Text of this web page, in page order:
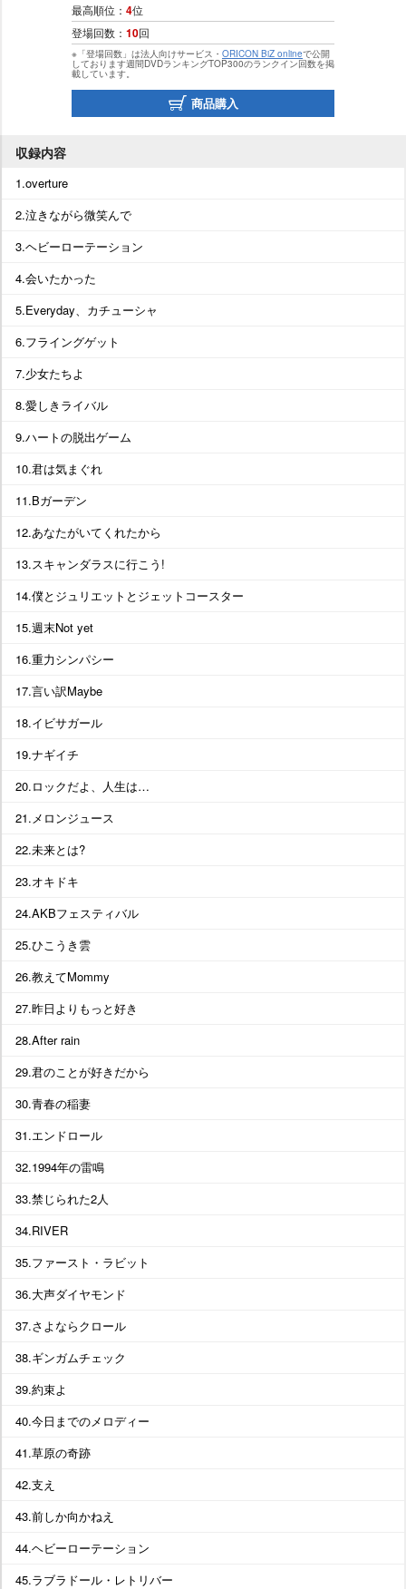
最高順位： 4位
登場回数： 10回
※「登場回数」は法人向けサービス・ ORICON BiZ onlineで公開
しております週間DVDランキングTOP300のランクイン回数を掲
載しています。
商品購入
収録内容
1.overture
2.泣きながら微笑んで
3.ヘビーローテーション
4.会いたかった
5.Everyday、カチューシャ
6.フライングゲット
7.少女たちよ
8.愛しきライバル
9.ハートの脱出ゲーム
10.君は気まぐれ
11.Bガーデン
12.あなたがいてくれたから
13.スキャンダラスに行こう!
14.僕とジュリエットとジェットコースター
15.週末Not yet
16.重力シンパシー
17.言い訳Maybe
18.イビサガール
19.ナギイチ
20.ロックだよ、人生は…
21.メロンジュース
22.未来とは?
23.オキドキ
24.AKBフェスティバル
25.ひこうき雲
26.教えてMommy
27.昨日よりもっと好き
28.After rain
29.君のことが好きだから
30.青春の稲妻
31.エンドロール
32.1994年の雷鳴
33.禁じられた2人
34.RIVER
35.ファースト・ラビット
36.大声ダイヤモンド
37.さよならクロール
38.ギンガムチェック
39.約束よ
40.今日までのメロディー
41.草原の奇跡
42.支え
43.前しか向かねえ
44.ヘビーローテーション
45.ラブラドール・レトリバー